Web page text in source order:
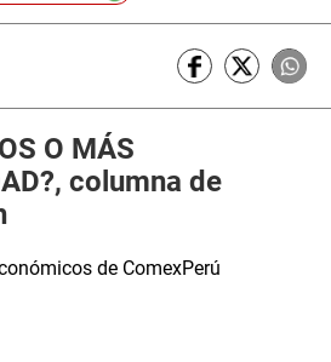
O MÁS
columna de
de ComexPerú